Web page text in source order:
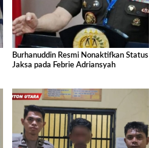
Burhanuddin Resmi Nonaktifkan Status
Jaksa pada Febrie Adriansyah